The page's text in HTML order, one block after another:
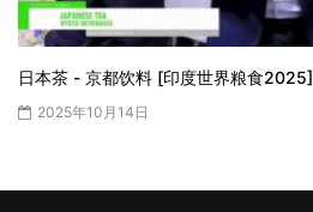
日本茶 - 京都饮料 [印度世界粮食2025]
2025年10月14日